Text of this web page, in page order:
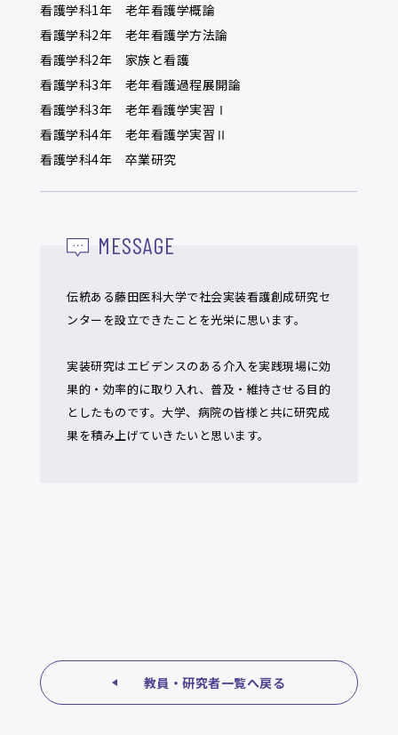
看護学科1年 老年看護学概論
看護学科2年 老年看護学方法論
看護学科2年 家族と看護
看護学科3年 老年看護過程展開論
看護学科3年 老年看護学実習Ⅰ
看護学科4年 老年看護学実習Ⅱ
看護学科4年 卒業研究
MESSAGE
伝統ある藤田医科大学で社会実装看護創成研究セ
ンターを設立できたことを光栄に思います。
実装研究はエビデンスのある介入を実践現場に効
果的・効率的に取り入れ、普及・維持させる目的
としたものです。大学、病院の皆様と共に研究成
果を積み上げていきたいと思います。
教員・研究者一覧へ戻る